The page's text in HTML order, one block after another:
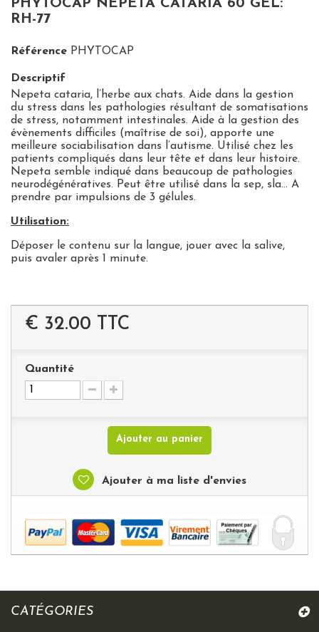
PHYTOCAP NEPETA CATARIA 60 GEL:
RH-77
Référence PHYTOCAP
Descriptif
Nepeta cataria, l’herbe aux chats. Aide dans la gestion
du stress dans les pathologies résultant de somatisations
de stress, notamment intestinales. Aide à la gestion des
évènements difficiles (maîtrise de soi), apporte une
meilleure sociabilisation dans l’autisme. Utilisé chez les
patients compliqués dans leur tête et dans leur histoire.
Nepeta semble indiqué dans beaucoup de pathologies
neurodégénératives. Peut être utilisé dans la sep, sla… A
prendre par impulsions de 3 gélules.
Utilisation:
Déposer le contenu sur la langue, jouer avec la salive,
puis avaler après 1 minute.
€ 32.00 TTC
Quantité
Ajouter au panier
Ajouter à ma liste d'envies
CATÉGORIES